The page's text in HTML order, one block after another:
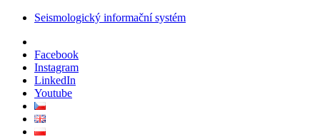
Seismologický informační systém
Facebook
Instagram
LinkedIn
Youtube